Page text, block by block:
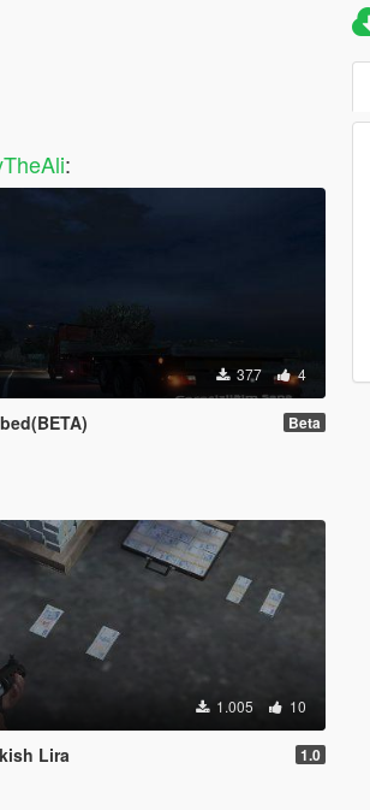
:
377 4
Beta
1.005 10
Lira 1.0